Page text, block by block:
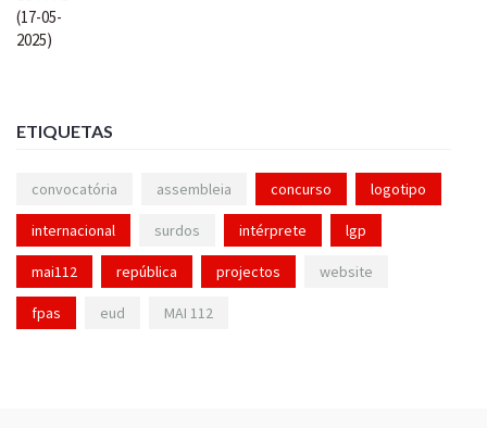
ETIQUETAS
convocatória assembleia concurso logotipo
internacional surdos intérprete lgp
mai112 república projectos website
fpas eud MAI 112